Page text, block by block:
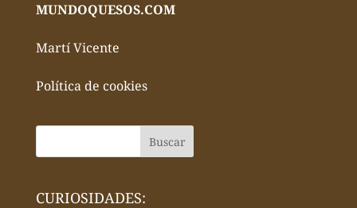
MUNDOQUESOS.COM
Martí Vicente
Política de cookies
CURIOSIDADES: